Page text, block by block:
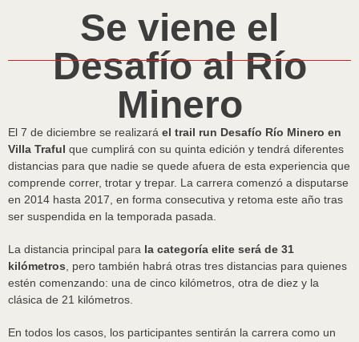
Se viene el
Desafío al Río
Minero
El 7 de diciembre se realizará el trail run Desafío Río Minero en
Villa Traful que cumplirá con su quinta edición y tendrá diferentes
distancias para que nadie se quede afuera de esta experiencia que
comprende correr, trotar y trepar. La carrera comenzó a disputarse
en 2014 hasta 2017, en forma consecutiva y retoma este año tras
ser suspendida en la temporada pasada.
La distancia principal para la categoría elite será de 31
kilómetros , pero también habrá otras tres distancias para quienes
estén comenzando: una de cinco kilómetros, otra de diez y la
clásica de 21 kilómetros.
En todos los casos, los participantes sentirán la carrera como un